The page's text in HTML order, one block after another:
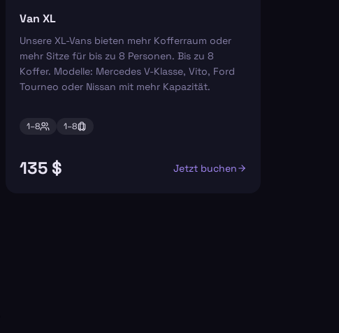
Van XL
Unsere XL-Vans bieten mehr Kofferraum oder
mehr Sitze für bis zu 8 Personen. Bis zu 8
Koffer. Modelle: Mercedes V-Klasse, Vito, Ford
Tourneo oder Nissan mit mehr Kapazität.
1–8 1–8
135 $ Jetzt buchen